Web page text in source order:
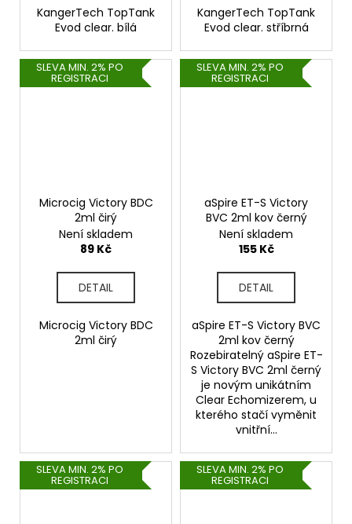
KangerTech TopTank
Evod clear. bílá
KangerTech TopTank
Evod clear. stříbrná
SLEVA MIN. 2% PO
REGISTRACI
Microcig Victory BDC
2ml čirý
Není skladem
89 Kč
DETAIL
Microcig Victory BDC
2ml čirý
SLEVA MIN. 2% PO
REGISTRACI
aSpire ET-S Victory
BVC 2ml kov černý
Není skladem
155 Kč
DETAIL
aSpire ET-S Victory BVC
2ml kov černý
Rozebiratelný aSpire ET-
S Victory BVC 2ml černý
je novým unikátním
Clear Echomizerem, u
kterého stačí vyměnit
vnitřní...
SLEVA MIN. 2% PO
REGISTRACI
SLEVA MIN. 2% PO
REGISTRACI